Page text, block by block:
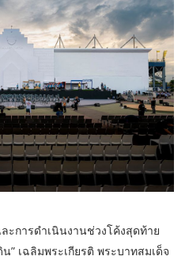
ะการดำเนินงานช่วงโค้งสุดท้าย
” เฉลิมพระเกียรติ พระบาทสมเด็จ